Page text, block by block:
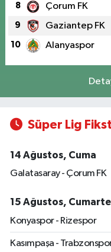
8 Çorum FK
9 Gaziantep FK
10 Alanyaspor
Süper Lig
14 Ağustos, Cuma
Galatasaray - Çorum FK
15 Ağustos,
Konyaspor - Rizespor
Kasımpaşa -